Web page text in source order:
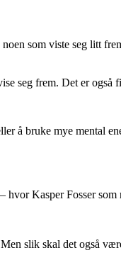
som viste seg litt
seg frem. Det er også
å bruke mye mental
Kasper Fosser som
slik skal det også